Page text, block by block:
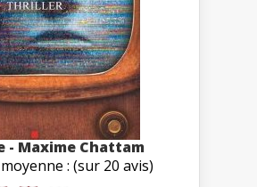
- Maxime Chattam
: (sur 20 avis)